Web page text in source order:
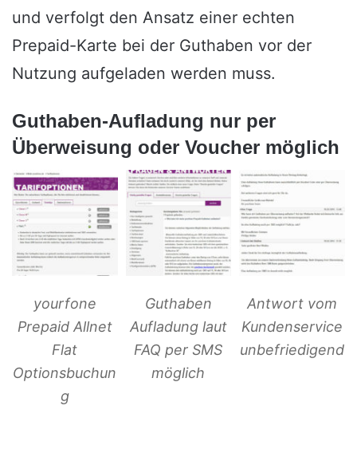
und verfolgt den Ansatz einer echten
Prepaid-Karte bei der Guthaben vor der
Nutzung aufgeladen werden muss.
Guthaben-Aufladung nur per
Überweisung oder Voucher möglich
yourfone
Prepaid Allnet
Flat
Optionsbuchun
g
Guthaben
Aufladung laut
FAQ per SMS
möglich
Antwort vom
Kundenservice
unbefriedigend